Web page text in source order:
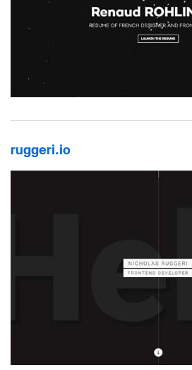
ruggeri.io